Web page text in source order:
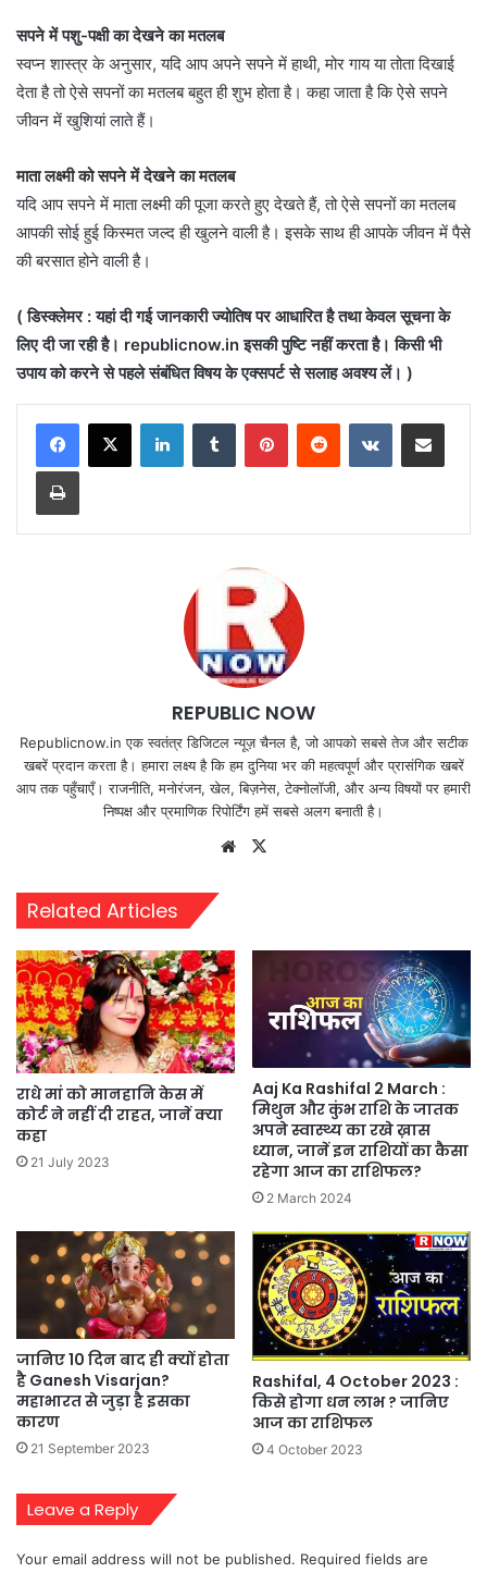
सपने में पशु-पक्षी का देखने का मतलब
स्वप्न शास्त्र के अनुसार, यदि आप अपने सपने में हाथी, मोर गाय या तोता दिखाई
देता है तो ऐसे सपनों का मतलब बहुत ही शुभ होता है। कहा जाता है कि ऐसे सपने
जीवन में खुशियां लाते हैं।
माता लक्ष्मी को सपने में देखने का मतलब
यदि आप सपने में माता लक्ष्मी की पूजा करते हुए देखते हैं, तो ऐसे सपनों का मतलब
आपकी सोई हुई किस्मत जल्द ही खुलने वाली है। इसके साथ ही आपके जीवन में पैसे
की बरसात होने वाली है।
( डिस्क्लेमर : यहां दी गई जानकारी ज्योतिष पर आधारित है तथा केवल सूचना के
लिए दी जा रही है। republicnow.in इसकी पुष्टि नहीं करता है। किसी भी
उपाय को करने से पहले संबंधित विषय के एक्सपर्ट से सलाह अवश्य लें। )
LinkedInTumblr PinterestReddit VKontakteShare via Email
Print
REPUBLIC NOW
Republicnow.in एक स्वतंत्र डिजिटल न्यूज़ चैनल है, जो आपको सबसे तेज और सटीक
खबरें प्रदान करता है। हमारा लक्ष्य है कि हम दुनिया भर की महत्वपूर्ण और प्रासंगिक खबरें
आप तक पहुँचाएँ। राजनीति, मनोरंजन, खेल, बिज़नेस, टेक्नोलॉजी, और अन्य विषयों पर हमारी
निष्पक्ष और प्रमाणिक रिपोर्टिंग हमें सबसे अलग बनाती है।
Website
Related Articles
राधे मां को मानहानि केस में
कोर्ट ने नहीं दी राहत, जानें क्या
कहा
21 July 2023
Aaj Ka Rashifal 2 March :
मिथुन और कुंभ राशि के जातक
अपने स्वास्थ्य का रखे ख़ास
ध्यान, जानें इन राशियों का कैसा
रहेगा आज का राशिफल?
2 March 2024
जानिए 10 दिन बाद ही क्‍यों होता
है Ganesh Visarjan?
महाभारत से जुड़ा है इसका
कारण
21 September 2023
Rashifal, 4 October 2023 :
किसे होगा धन लाभ ? जानिए
आज का राशिफल
4 October 2023
Leave a Reply
Your email address will not be published. Required fields are